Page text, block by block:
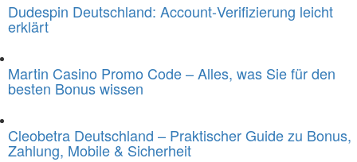
Dudespin Deutschland: Account‑Verifizierung leicht
erklärt
Martin Casino Promo Code – Alles, was Sie für den
besten Bonus wissen
Cleobetra Deutschland – Praktischer Guide zu Bonus,
Zahlung, Mobile & Sicherheit